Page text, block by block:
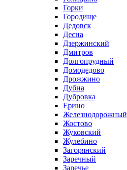
Горки
Городище
Дедовск
Десна
Дзержинский
Дмитров
Долгопрудный
Домодедово
Дрожжино
Дубна
Дубровка
Ерино
Железнодорожный
Жостово
Жуковский
Жулебино
Загорянский
Заречный
Заречье